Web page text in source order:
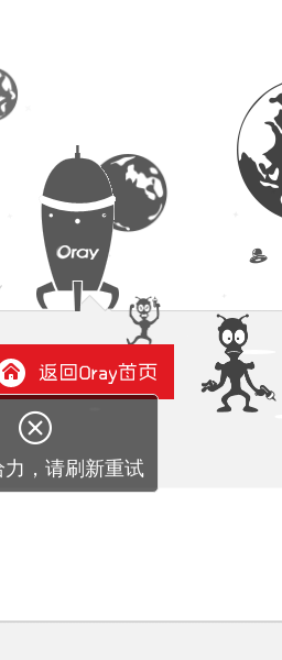

力，请刷新重试